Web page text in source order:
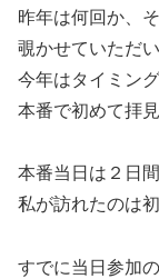
昨年は何回か、
覗かせていただ
今年はタイミン
本番で初めて拝
本番当日は２日
私が訪れたのは
すでに当日参加